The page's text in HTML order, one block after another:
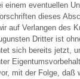
eventuellen
dieses
auf Verlangen des
Dritter ist
sich bereits jetzt,
mit der Folge,